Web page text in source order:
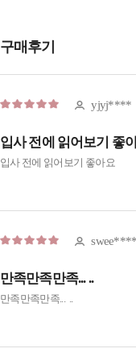
구매후기
yjyj****
입사 전에 읽어보기 좋
입사 전에 읽어보기 좋아요
만족만족만족... ..
만족만족만족... ..